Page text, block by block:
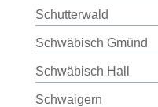
Schutterwald
Schwäbisch Gmünd
Schwäbisch Hall
Schwaigern